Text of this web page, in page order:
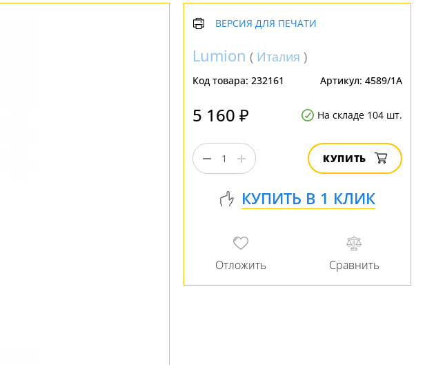
ВЕРСИЯ ДЛЯ ПЕЧАТИ
Lumion ( Италия )
Код товара: 232161 Артикул: 4589/1A
5 160 ₽ На складе 104 шт.
КУПИТЬ